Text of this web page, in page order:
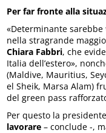
Per far fronte alla
«Determinante sarebbe
nella stragrande
Chiara Fabbri, che
Italia dell’estero»,
(Maldive, Mauritius,
el Sheik, Marsa Alam)
del green pass
Per questo la
lavorare – conclude -,